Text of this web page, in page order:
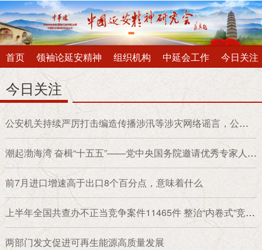
首页 领袖论延安精神 组织机构 中延会工作 今日关注
今日关注
公安机关持续严厉打击编造传播涉汛等涉灾网络谣言，公布
15起典型案例
潮起渤海湾 奋楫“十五五”——党中央国务院邀请优秀专家人才
代表北戴河休假侧记
前7月进口增速高于出口8个百分点，意味着什么
上半年全国共查办不正当竞争案件11465件 整治“内卷式”竞争
打出组合拳
两部门发文促进可再生能源高质量发展